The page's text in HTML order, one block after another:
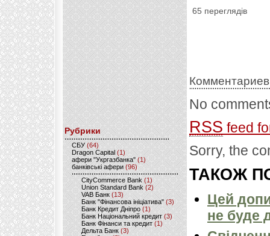
Рубрики
CБУ (64)
Dragon Capital (1)
афери "Укргазбанка" (1)
банківські афери (96)
CityCommerce Bank (1)
Union Standard Bank (2)
VAB Банк (13)
Банк "Фінансова ініціатива" (3)
Банк Кредит Дніпро (1)
Банк Національний кредит (3)
Банк Фінанси та кредит (1)
Дельта Банк (3)
65 переглядів
No
RSS feed
Sorry, the
ТАКОЖ
Цей
не буде